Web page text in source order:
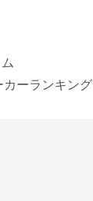
カーランキング